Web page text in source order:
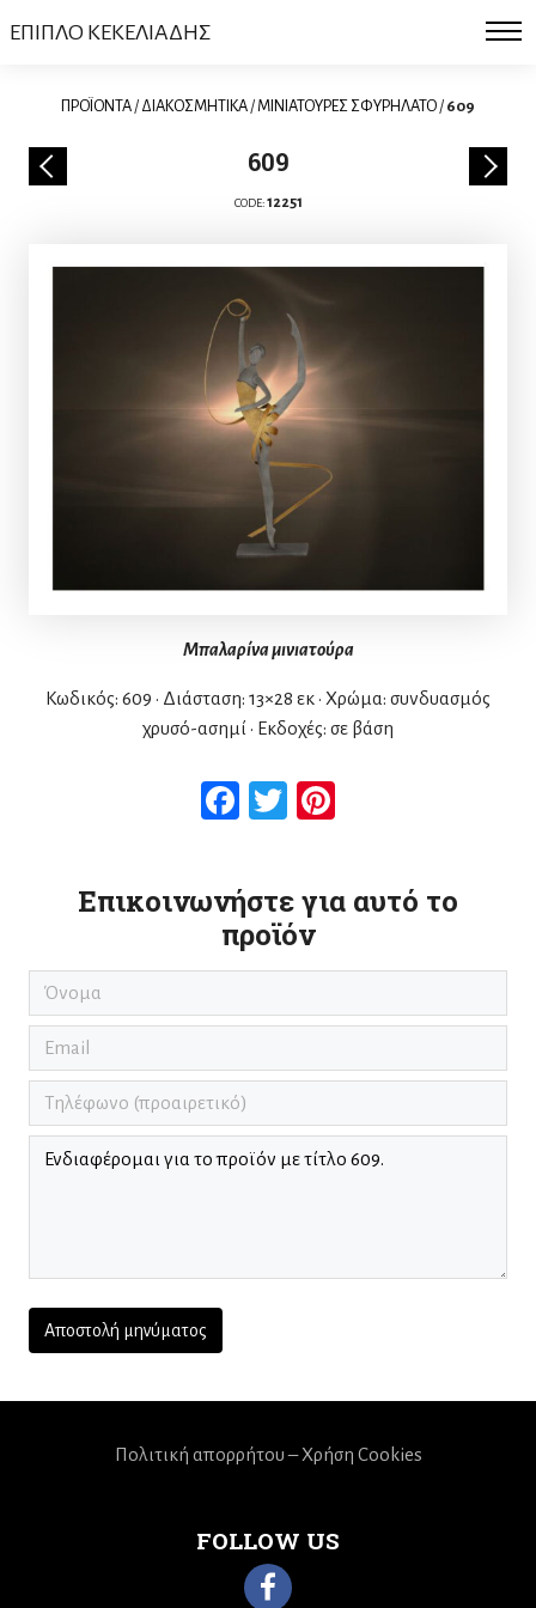
ΕΠΙΠΛΟ ΚΕΚΕΛΙΑΔΗΣ
ΠΡΟΪΟΝΤΑ / ΔΙΑΚΟΣΜΗΤΙΚΑ /ΜΙΝΙΑΤΟΥΡΕΣ ΣΦΥΡΗΛΑΤΟ / 609
609
CODE: 12251
Μπαλαρίνα μινιατούρα
Κωδικός: 609 • Διάσταση: 13×28 εκ • Χρώμα: συνδυασμός
χρυσό-ασημί • Εκδοχές: σε βάση
Facebook
Twitter
Επικοινωνήστε για αυτό το
προϊόν
FOLLOW US
Πολιτική απορρήτου – Χρήση Cookies